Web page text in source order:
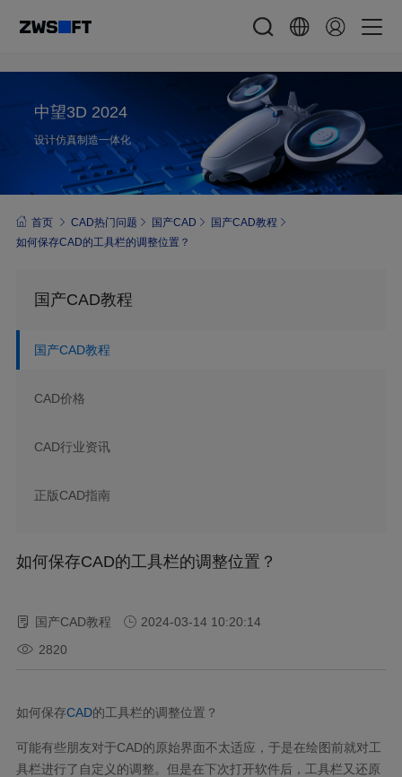
中望3D 2024
设计仿真制造一体化
首页 CAD热门问题 国产CAD
国产CAD教程
如何保存CAD的工具栏的调整位置？
国产CAD教程
国产CAD教程
CAD价格
CAD行业资讯
正版CAD指南
如何保存CAD的工具栏的调整位置？
国产CAD教程
2024-03-14 10:20:14
2820
如何保存CAD的工具栏的调整位置？
可能有些朋友对于CAD的原始界面不太适应，于是在绘图前就对工
具栏进行了自定义的调整。但是在下次打开软件后，工具栏又还原